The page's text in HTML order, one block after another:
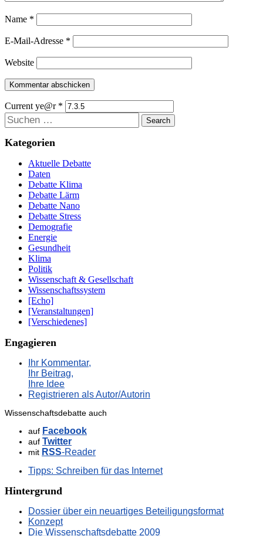
Name *
E-Mail-Adresse *
Website
Current ye@r *
Suchen
Kategorien
Aktuelle Debatte
Daten
Debatte Klima
Debatte Lärm
Debatte Nano
Debatte Stress
Demografie
Energie
Gesundheit
Klima
Politik
Wissenschaft & Gesellschaft
Wissenschaftssystem
[Echo]
[Veranstaltungen]
[Verschiedenes]
Engagieren
Ihr Kommentar,
Ihr Beitrag,
Ihre Idee
Registrieren als Autor/Autorin
Wissenschaftsdebatte auch
auf Facebook
auf Twitter
mit RSS-Reader
Tipps: Schreiben für das Internet
Hintergrund
Dossier über ein neuartiges Beteiligungsformat
Konzept
Die Wissenschaftsdebatte 2009